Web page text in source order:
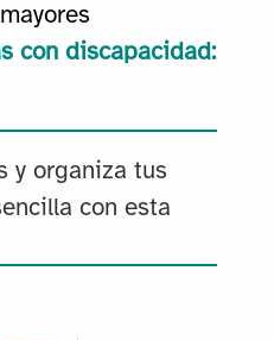
con discapacidad:
y organiza tus
con esta